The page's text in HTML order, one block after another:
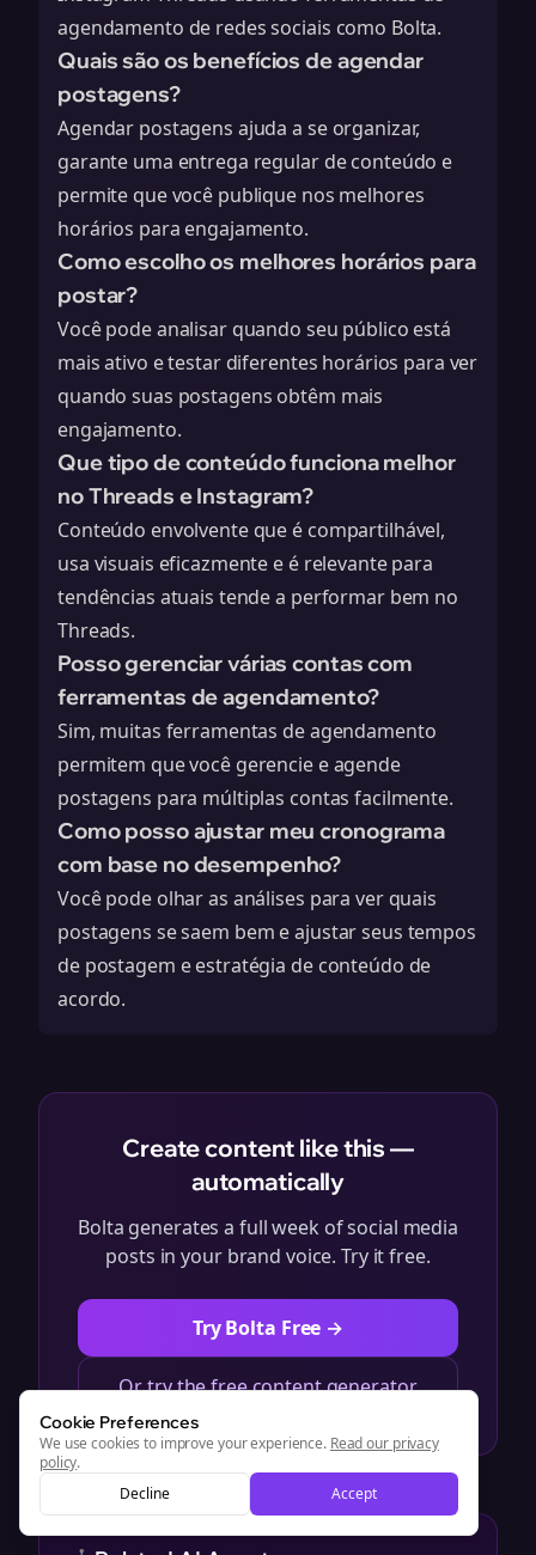
agendamento de redes sociais como Bolta.
Quais são os benefícios de agendar
postagens?
Agendar postagens ajuda a se organizar,
garante uma entrega regular de conteúdo e
permite que você publique nos melhores
horários para engajamento.
Como escolho os melhores horários para
postar?
Você pode analisar quando seu público está
mais ativo e testar diferentes horários para ver
quando suas postagens obtêm mais
engajamento.
Que tipo de conteúdo funciona melhor
no Threads e Instagram?
Conteúdo envolvente que é compartilhável,
usa visuais eficazmente e é relevante para
tendências atuais tende a performar bem no
Threads.
Posso gerenciar várias contas com
ferramentas de agendamento?
Sim, muitas ferramentas de agendamento
permitem que você gerencie e agende
postagens para múltiplas contas facilmente.
Como posso ajustar meu cronograma
com base no desempenho?
Você pode olhar as análises para ver quais
postagens se saem bem e ajustar seus tempos
de postagem e estratégia de conteúdo de
acordo.
Create content like this —
automatically
Bolta generates a full week of social media
posts in your brand voice. Try it free.
Try Bolta Free →
Or try the free content generator
Cookie Preferences
We use cookies to improve your experience. Read our privacy
policy.
Decline
Accept